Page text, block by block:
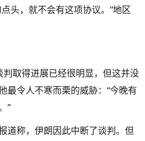
头，就不会有这项协议。”地区
判取得进展已经很明显，但这并没
最令人不寒而栗的威胁：“今晚有
”
道称，伊朗因此中断了谈判。但